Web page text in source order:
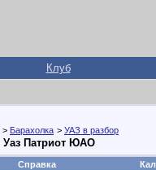
Клуб
> Барахолка > УАЗ в разбор
Уаз Патриот ЮАО
Справка